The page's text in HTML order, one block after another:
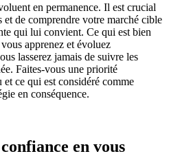
en permanence. Il est crucial
et de comprendre votre marché cible
qui lui convient. Ce qui est bien
apprenez et évoluez
lasserez jamais de suivre les
Faites-vous une priorité
et ce qui est considéré comme
en conséquence.
en vous